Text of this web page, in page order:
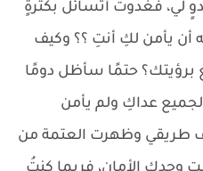
لي، فغدوت أتسائل بكثرةٍ
يأمن لكِ أنتِ ؟؟ وكيف
حتمًا سأظل دومًا
عداكِ ولم يأمن
طريقي وظهرت العتمة من